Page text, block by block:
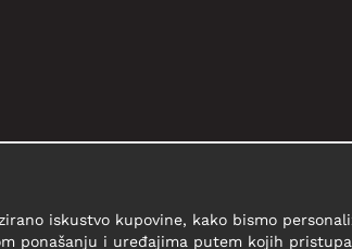
iskustvo kupovine, kako bismo
ponašanju i uređajima putem kojih